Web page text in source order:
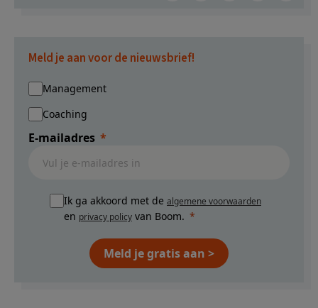
Meld je aan voor de nieuwsbrief!
Management
Coaching
E-mailadres
Ik ga akkoord met de algemene voorwaarden
en privacy policy van Boom.
Meld je gratis aan >